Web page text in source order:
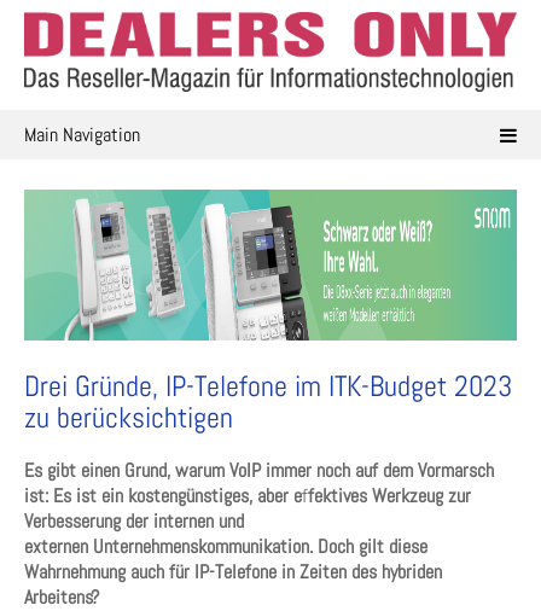
Skip
content
Main Navigation
Drei Gründe, IP-Telefone im ITK-Budget 2023
zu berücksichtigen
Es gibt einen Grund, warum VoIP immer noch auf dem Vormarsch
ist: Es ist ein kostengünstiges, aber effektives Werkzeug zur
Verbesserung der internen und
externen Unternehmenskommunikation. Doch gilt diese
Wahrnehmung auch für IP-Telefone in Zeiten des hybriden
Arbeitens?